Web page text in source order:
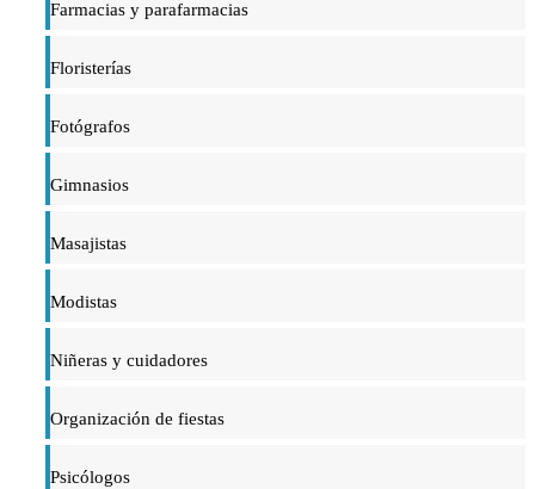
Farmacias y parafarmacias
Floristerías
Fotógrafos
Gimnasios
Masajistas
Modistas
Niñeras y cuidadores
Organización de fiestas
Psicólogos